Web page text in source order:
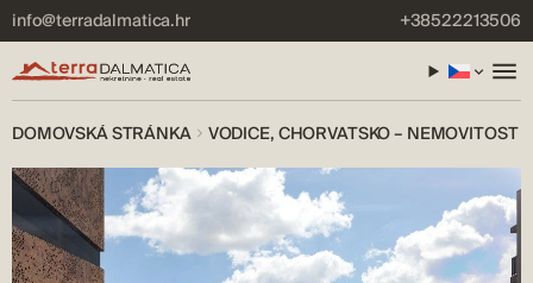
info@terradalmatica.hr +38522213506
DOMOVSKÁ STRÁNKA VODICE, CHORVATSKO – NEMOVITOST